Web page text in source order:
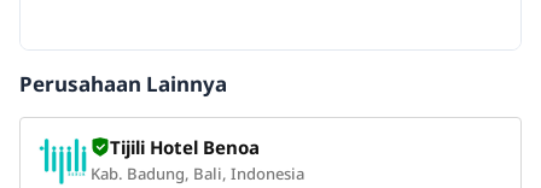
Perusahaan Lainnya
Tijili Hotel Benoa
Kab. Badung, Bali, Indonesia